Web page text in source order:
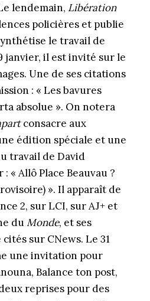
lendemain, Libération
policières et publie
le travail de
janvier, il est invité sur le
Une de ses citations
: « Les bavures
absolue ». On notera
consacre aux
édition spéciale et une
travail de David
« Allô Place Beauvau ?
». Il apparaît de
2, sur LCI, sur AJ+ et
duMonde, et ses
sur CNews. Le 31
une invitation pour
Balance ton post,
reprises pour des